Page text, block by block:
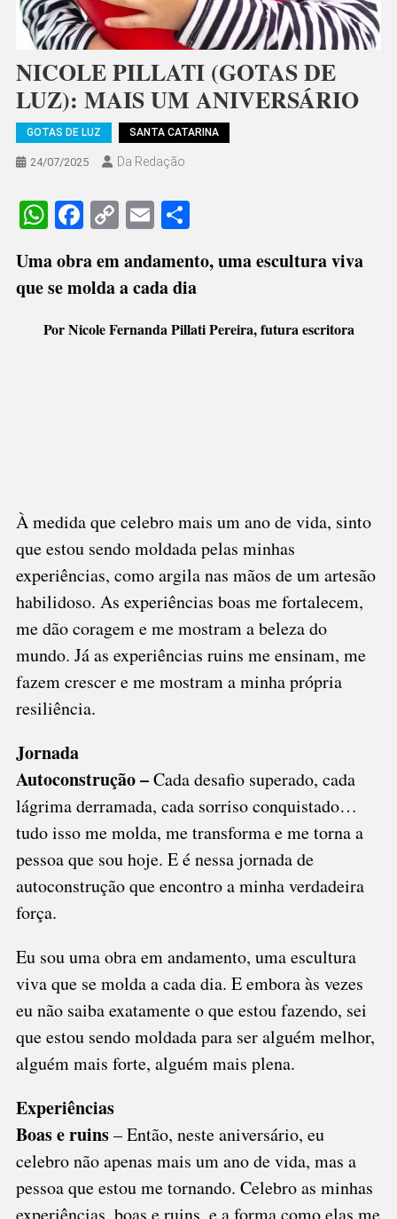
NICOLE PILLATI (GOTAS DE
LUZ): MAIS UM ANIVERSÁRIO
GOTAS DE LUZ SANTA CATARINA
24/07/2025 Da Redação
WhatsApp
Facebook
CopyEmailShare
Uma obra em andamento, uma escultura viva
que se molda a cada dia
Por Nicole Fernanda Pillati Pereira, futura escritora
À medida que celebro mais um ano de vida, sinto
que estou sendo moldada pelas minhas
experiências, como argila nas mãos de um artesão
habilidoso. As experiências boas me fortalecem,
me dão coragem e me mostram a beleza do
mundo. Já as experiências ruins me ensinam, me
fazem crescer e me mostram a minha própria
resiliência.
Jornada
Autoconstrução –Cada desafio superado, cada
lágrima derramada, cada sorriso conquistado…
tudo isso me molda, me transforma e me torna a
pessoa que sou hoje. E é nessa jornada de
autoconstrução que encontro a minha verdadeira
força.
Eu sou uma obra em andamento, uma escultura
viva que se molda a cada dia. E embora às vezes
eu não saiba exatamente o que estou fazendo, sei
que estou sendo moldada para ser alguém melhor,
alguém mais forte, alguém mais plena.
Experiências
Boas e ruins– Então, neste aniversário, eu
celebro não apenas mais um ano de vida, mas a
pessoa que estou me tornando. Celebro as minhas